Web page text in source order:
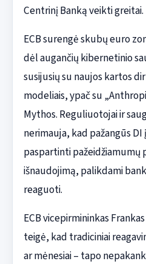
Centrinį Banką veikti greitai.
ECB surengė skubų euro
dėl augančių kibernetinio
susijusių su naujos kartos
modeliais, ypač su
Mythos. Reguliuotojai ir
nerimauja, kad pažangūs DI
paspartinti pažeidžiamumų
išnaudojimą, palikdami
reaguoti.
ECB vicepirmininkas
teigė, kad tradiciniai
ar mėnesiai – tapo